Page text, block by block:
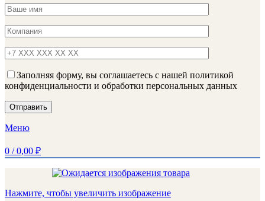
Заполняя форму, вы соглашаетесь с нашей политикой
конфиденциальности и обработки персональных данных
Меню
0 / 0,00 ₽
Нажмите, чтобы увеличить изображение